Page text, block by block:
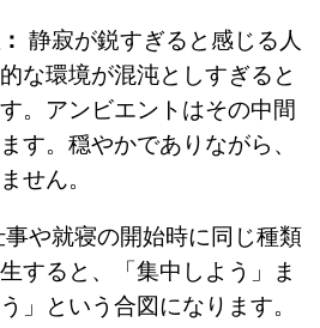
静寂が鋭すぎると感じる人
な環境が混沌としすぎると
。アンビエントはその中間
す。穏やかでありながら、
せん。
事や就寝の開始時に同じ種類
すると、「集中しよう」ま
」という合図になります。